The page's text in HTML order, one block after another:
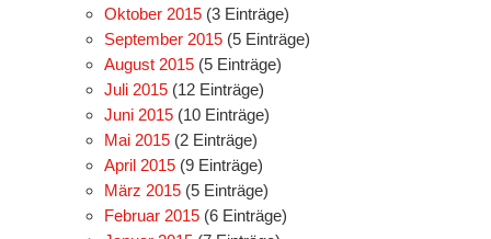
Oktober 2015 (3 Einträge)
September 2015 (5 Einträge)
August 2015 (5 Einträge)
Juli 2015 (12 Einträge)
Juni 2015 (10 Einträge)
Mai 2015 (2 Einträge)
April 2015 (9 Einträge)
März 2015 (5 Einträge)
Februar 2015 (6 Einträge)